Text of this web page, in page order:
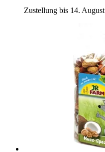
Zustellung bis 14. August